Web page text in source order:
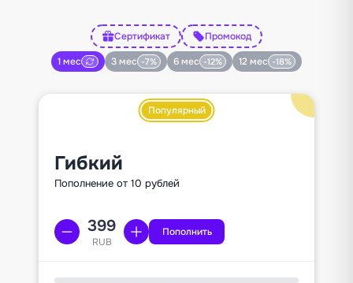
Сертификат
1 мес
3 мес -7% 6 мес -12% 12 мес -18%
Промокод
Популярный
Гибкий
Пополнение от 10 рублей
RUB
Пополнить